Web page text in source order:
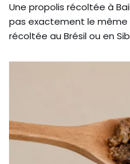
Une propolis récoltée à
pas exactement le même
récoltée au Brésil ou en